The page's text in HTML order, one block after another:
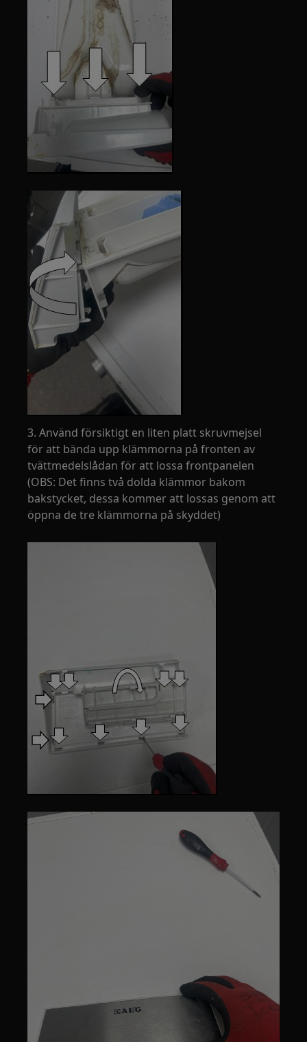
3. Använd försiktigt en liten platt skruvmejsel
för att bända upp klämmorna på fronten av
tvättmedelslådan för att lossa frontpanelen
(OBS: Det finns två dolda klämmor bakom
bakstycket, dessa kommer att lossas genom att
öppna de tre klämmorna på skyddet)